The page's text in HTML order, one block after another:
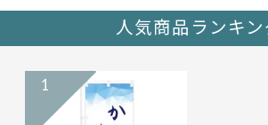
人気商品ランキン
1